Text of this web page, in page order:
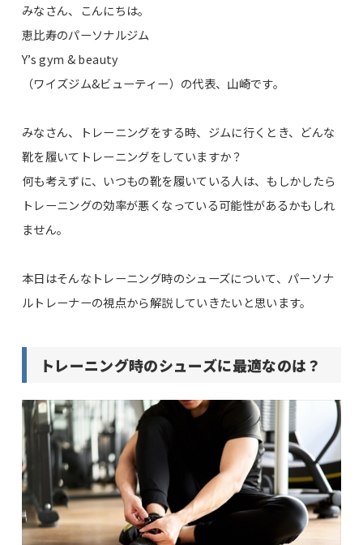
みなさん、こんにちは。
恵比寿のパーソナルジム
Y’s gym & beauty
（ワイズジム&ビューティー）の代表、山崎です。
みなさん、トレーニングをする時、ジムに行くとき、どんな
靴を履いてトレーニングをしていますか？
何も考えずに、いつもの靴を履いている人は、もしかしたら
トレーニングの効率が悪くなっている可能性があるかもしれ
ません。
本日はそんなトレーニング時のシューズについて、パーソナ
ルトレーナーの視点から解説していきたいと思います。
トレーニング時のシューズに最適なのは？